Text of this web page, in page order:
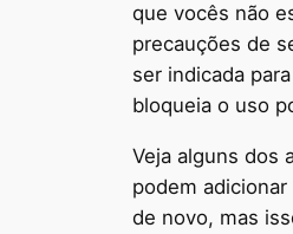
que vocês não
precauções de
ser indicada
bloqueia o uso
Veja alguns dos
podem
de novo, mas